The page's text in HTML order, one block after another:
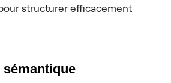
structurer efficacement